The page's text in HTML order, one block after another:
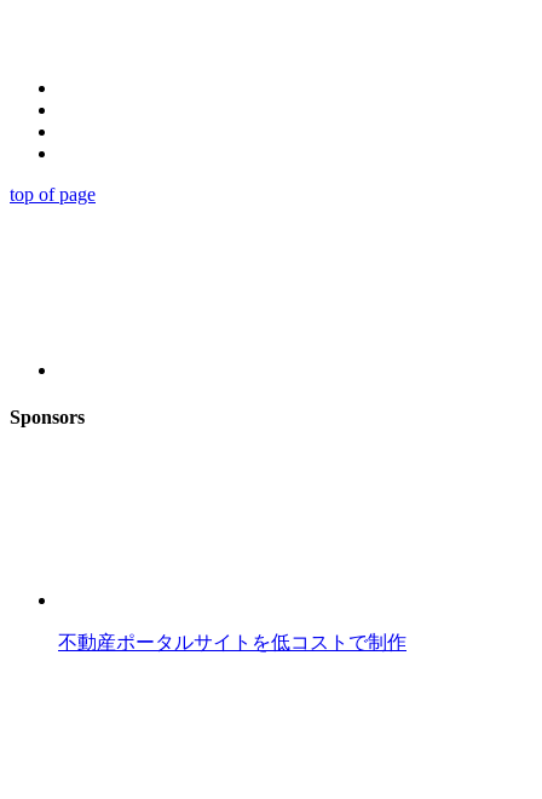
top of page
Sponsors
不動産ポータルサイトを低コストで制作